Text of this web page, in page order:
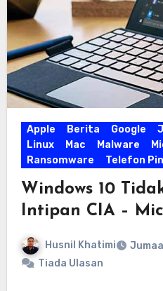
Apple Berita Google
Linux
Mac Malware
Ransomware
Telefon
Windows 10
Intipan CIA –
Husnil Khatimi
Tiada Ulasan